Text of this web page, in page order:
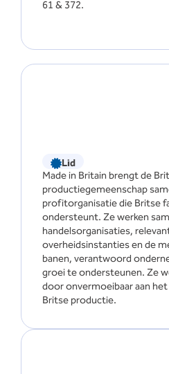
61 & 372.
Lid
Made in Britain brengt de
productiegemeenschap
profitorganisatie die Britse
ondersteunt. Ze werken
handelsorganisaties,
overheidsinstanties en de
banen, verantwoord
groei te ondersteunen. Ze
door onvermoeibaar aan
Britse productie.